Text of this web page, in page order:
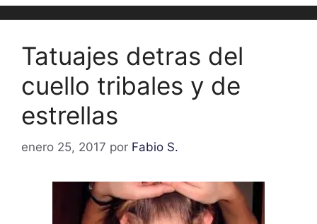
Tatuajes detras del
cuello tribales y de
estrellas
enero 25, 2017 por Fabio S.